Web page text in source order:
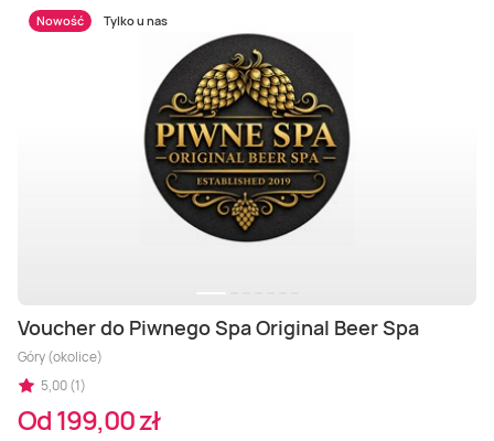
Nowość Tylko u nas
Voucher do Piwnego Spa Original Beer Spa
Góry (okolice)
5,00 (1)
Od 199,00 zł